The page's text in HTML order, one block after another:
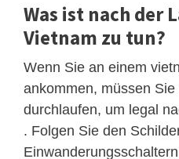
Was ist nach der
Vietnam zu tun?
Wenn Sie an einem
ankommen, müssen
durchlaufen, um legal
. Folgen Sie den